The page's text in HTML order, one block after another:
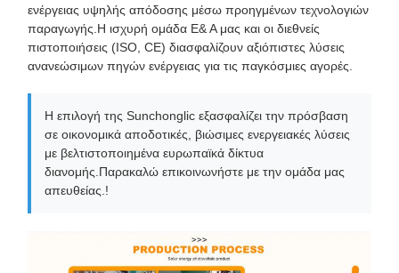
ενέργειας υψηλής απόδοσης μέσω προηγμένων τεχνολογιών
παραγωγής.Η ισχυρή ομάδα Ε& Α μας και οι διεθνείς
πιστοποιήσεις (ISO, CE) διασφαλίζουν αξιόπιστες λύσεις
ανανεώσιμων πηγών ενέργειας για τις παγκόσμιες αγορές.
Η επιλογή της Sunchonglic εξασφαλίζει την πρόσβαση
σε οικονομικά αποδοτικές, βιώσιμες ενεργειακές λύσεις
με βελτιστοποιημένα ευρωπαϊκά δίκτυα
διανομής.Παρακαλώ επικοινωνήστε με την ομάδα μας
απευθείας.!